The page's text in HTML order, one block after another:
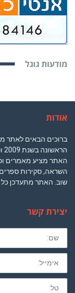
מודעות גוגל
אודות
ברוכים הבאים לאתר
האתר מציע מאמרים
השראה, סקירות
שוב. האתר מתעדכן כל
יצירת קשר
שם
מלא
חובה
לא
חובה